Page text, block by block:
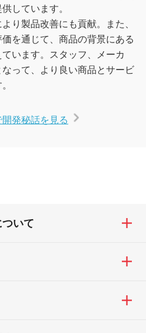
しています。
り製品改善にも貢献。また、
を通じて、商品の背景にある
います。スタッフ、メーカ
って、より良い商品とサービ
発秘話を見る
いて